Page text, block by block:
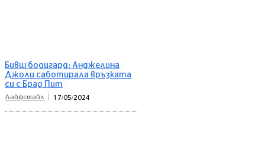
Бивш бодигард: Анджелина
Джоли саботирала връзката
си с Брад Пит
Лайфстайл 17/05/2024